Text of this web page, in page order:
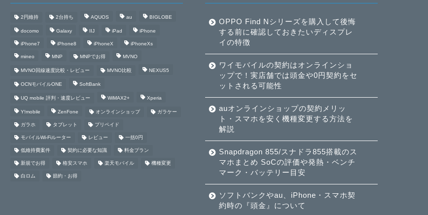
2円維持 2台持ち AQUOS au BIGLOBE
docomo Galaxy IIJ iPad iPhone
iPhone7 iPhone8 iPhoneX iPhoneXs
mineo MNP MNPでお得 MVNO
MVNO回線速度比較・レビュー MVNO比較 NEXUS5
OCNモバイルONE SoftBank
UQ mobile 評判・速度レビュー WiMAX2+ Xperia
Y!mobile ZenFone オンラインショップ ガラケー
ガラホ タブレット プリペイド
モバイルWi-Fiルーター レビュー 一括0円
低維持費案件 契約に必要な知識 料金プラン
新規でお得 格安スマホ 楽天モバイル 機種変更
白ロム 節約・お得
OPPO Find Nシリーズを購入して後悔
する前に確認しておきたいディスプレ
イの特徴
ワイモバイルの契約はオンラインショ
ップで！実店舗では頭金や0円契約をセ
ットされる可能性
auオンラインショップの契約メリッ
ト・スマホを安く機種変更する方法を
解説
Snapdragon 855/スナドラ855搭載のス
マホまとめ SoCの評価や発熱・ベンチ
マーク・バッテリー目安
ソフトバンクやau、iPhone・スマホ契
約時の『頭金』について